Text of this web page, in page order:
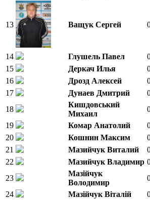
13 Ващук Сергей
14 Глушель Павел
15
Деркач Илья
16
Дрозд Алексей
17
Дунаев Дмитрий
18
Кишдовський
Михаил
19
Комар Анатолий
20
Кошнин Максим
21
Мазийчук Виталий
22
Мазийчук Владимир
23
Мазійчук
Володимир
24
Мазійчук Віталій